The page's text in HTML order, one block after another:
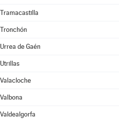
Tramacastilla
Tronchón
Urrea de Gaén
Utrillas
Valacloche
Valbona
Valdealgorfa